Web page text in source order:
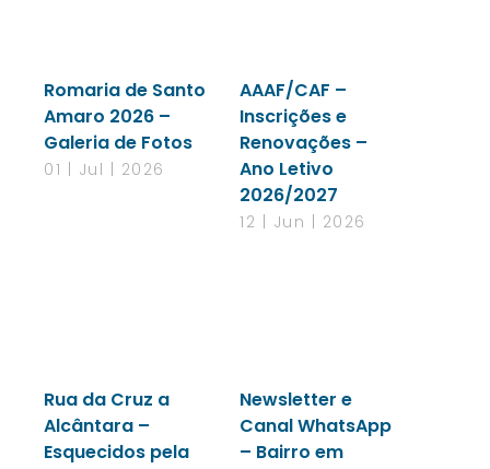
Romaria de Santo
Amaro 2026 –
Galeria de Fotos
01 | Jul | 2026
AAAF/CAF –
Inscrições e
Renovações –
Ano Letivo
2026/2027
12 | Jun | 2026
Rua da Cruz a
Alcântara –
Esquecidos pela
Newsletter e
Canal WhatsApp
– Bairro em